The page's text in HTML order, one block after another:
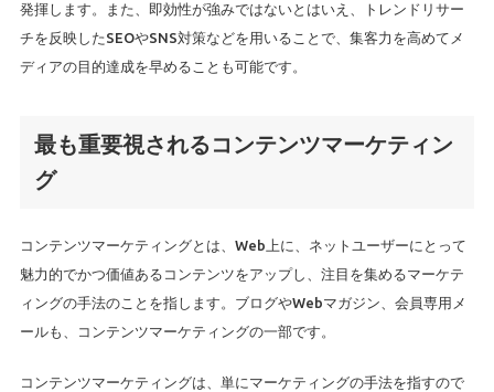
発揮します。また、即効性が強みではないとはいえ、トレンドリサー
チを反映したSEOやSNS対策などを用いることで、集客力を高めてメ
ディアの目的達成を早めることも可能です。
最も重要視されるコンテンツマーケティン
グ
コンテンツマーケティングとは、Web上に、ネットユーザーにとって
魅力的でかつ価値あるコンテンツをアップし、注目を集めるマーケテ
ィングの手法のことを指します。ブログやWebマガジン、会員専用メ
ールも、コンテンツマーケティングの一部です。
コンテンツマーケティングは、単にマーケティングの手法を指すので